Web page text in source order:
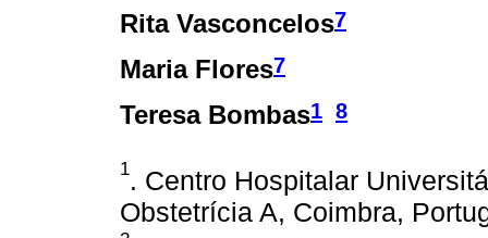
Rita Vasconcelos7
Maria Flores7
Teresa Bombas1 8
1. Centro Hospitalar
Obstetrícia A, Coimbra,